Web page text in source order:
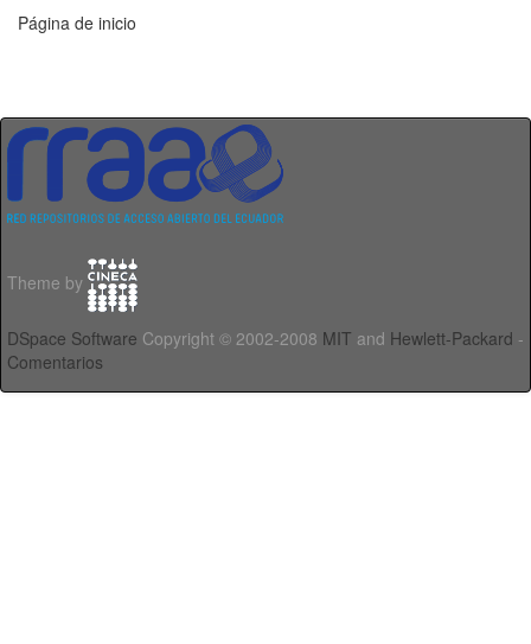
Página de inicio
Theme by
DSpace Software Copyright © 2002-2008 MIT and Hewlett-Packard -
Comentarios